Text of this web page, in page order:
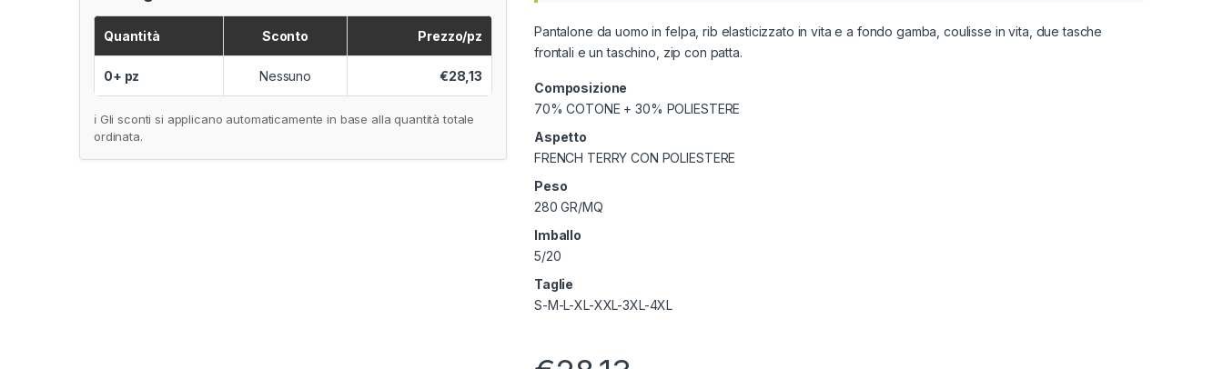
Quantità Sconto Prezzo/pz
0+ pz Nessuno €28,13
ℹ️ Gli sconti si applicano automaticamente in base alla quantità totale
ordinata.
Pantalone da uomo in felpa, rib elasticizzato in vita e a fondo gamba, coulisse in vita, due tasche
frontali e un taschino, zip con patta.
Composizione
70% COTONE + 30% POLIESTERE
Aspetto
FRENCH TERRY CON POLIESTERE
Peso
280 GR/MQ
Imballo
5/20
Taglie
S-M-L-XL-XXL-3XL-4XL